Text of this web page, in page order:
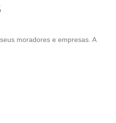
moradores e empresas. A